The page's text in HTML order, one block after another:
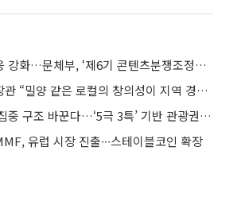
콘텐츠 분쟁 대응 강화…문체부, ‘제6기 콘텐츠분쟁조정위원회’ 출범
최휘영 문체부 장관 “밀양 같은 로컬의 창의성이 지역 경제 살린다”
문체부, 수도권 집중 구조 바꾼다…‘5극 3특’ 기반 관광권 구축 추진
유럽 시장 진출∙∙∙스테이블코인 확장